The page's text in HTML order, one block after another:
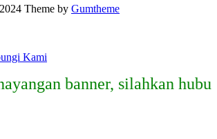
Theme by Gumtheme
Kami
banner, silahkan hubungi e-